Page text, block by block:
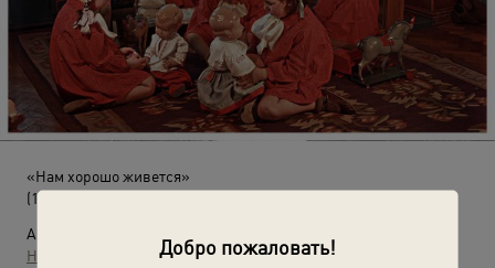
Добро пожаловать!
«Нам хорошо живется»
(1953 год)
Автор:
Николай Козловский